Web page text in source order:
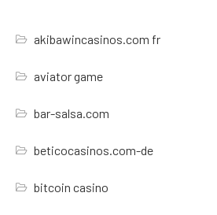
akibawincasinos.com fr
aviator game
bar-salsa.com
beticocasinos.com-de
bitcoin casino